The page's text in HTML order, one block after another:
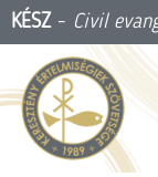
KÉSZ- Civil